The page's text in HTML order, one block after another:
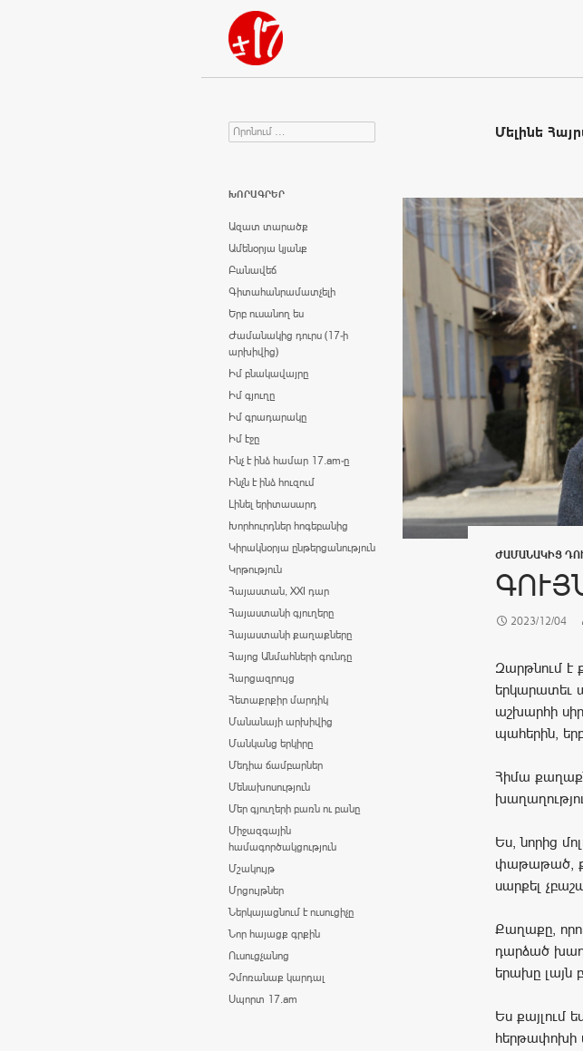
Որոնում
Մելինե
ԺԱՄԱՆԱԿԻՑ
2023/12/04
Զարթնում է
երկարատեւ
աշխարհի
պահերին,
Հիմա
Ես, նորից
փաթաթած,
սարքել
Քաղաքը,
դարձած
երախը լայն
Ես քայլում
հերթափոխի
Search for:
ԽՈՐԱԳՐԵՐ
Ազատ տարածք
Ամենօրյա կյանք
Բանավեճ
Գիտահանրամատչելի
Երբ ուսանող ես
Ժամանակից դուրս (17-ի
արխիվից)
Իմ բնակավայրը
Իմ գյուղը
Իմ գրադարակը
Իմ էջը
Ինչ է ինձ համար 17.am-ը
Ինչն է ինձ հուզում
Լինել երիտասարդ
Խորհուրդներ հոգեբանից
Կիրակնօրյա ընթերցանություն
Կրթություն
Հայաստան, XXI դար
Հայաստանի գյուղերը
Հայաստանի քաղաքները
Հայոց Անմահների գունդը
Հարցազրույց
Հետաքրքիր մարդիկ
Մանանայի արխիվից
Մանկանց երկիրը
Մեդիա ճամբարներ
Մենախոսություն
Մեր գյուղերի բառն ու բանը
Միջազգային
համագործակցություն
Մշակույթ
Մրցույթներ
Ներկայացնում է ուսուցիչը
Նոր հայացք գրքին
Ուսուցչանոց
Չմոռանաք կարդալ
Սպորտ 17.am